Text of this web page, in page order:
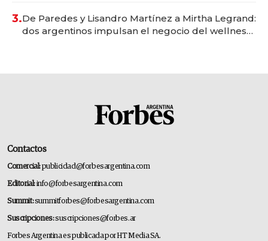
3.De Paredes y Lisandro Martínez a Mirtha Legrand:
dos argentinos impulsan el negocio del wellness
Contactos
Comercial:publicidad@forbesargentina.com
Editorial:info@forbesargentina.com
Summit:summitforbes@forbesargentina.com
Suscripciones:suscripciones@forbes.ar
Forbes Argentina es publicada por HT Media SA.